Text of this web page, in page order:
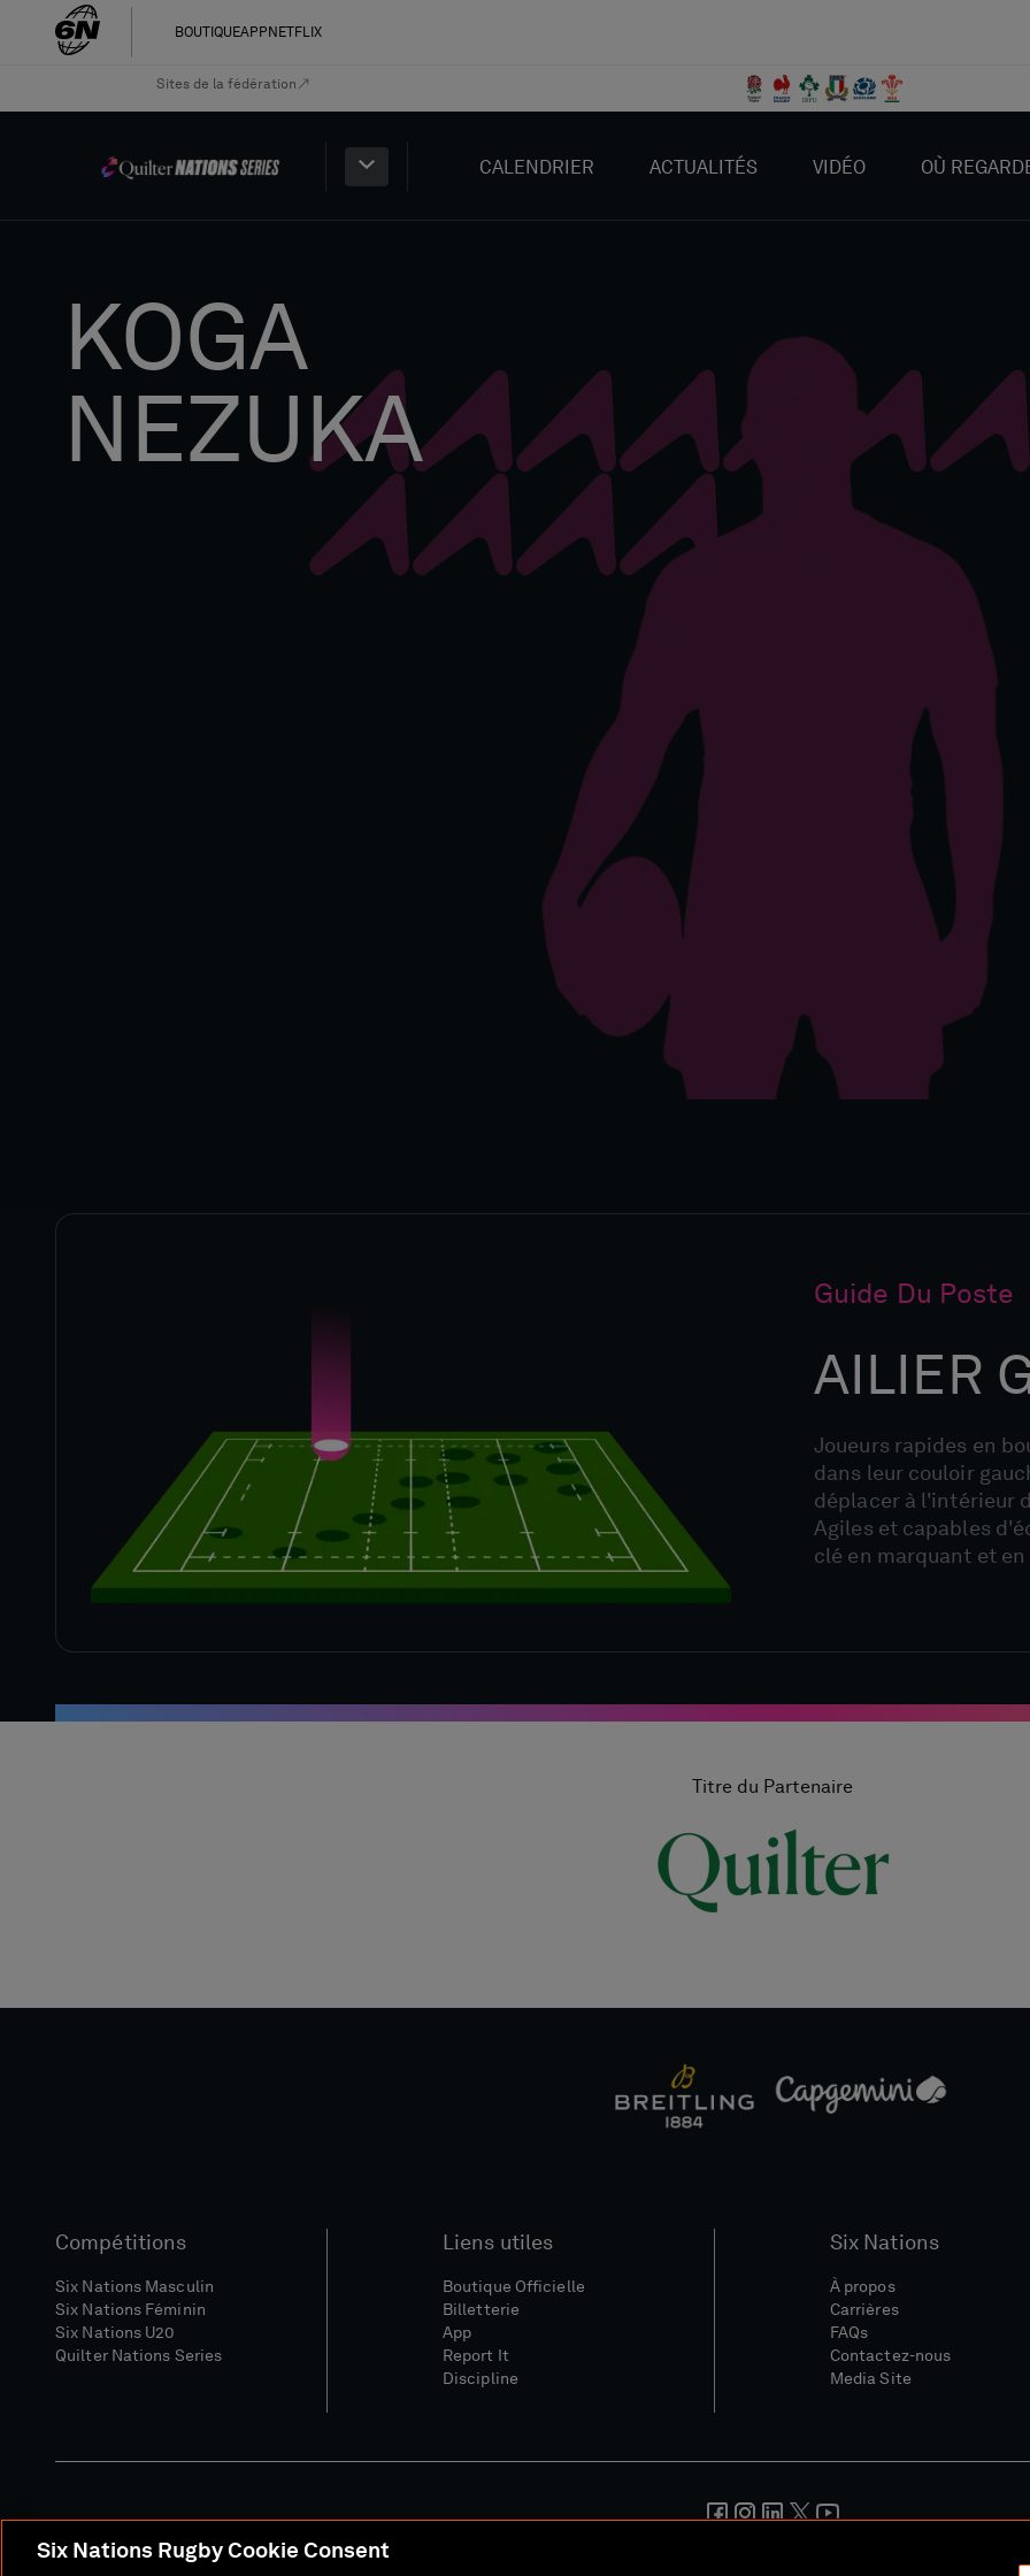
BOUTIQUEAPP NETFLIX
Sites de la fédération
CALENDRIER ACTUALITÉS VIDÉO OÙ
KOGA
NEZUKA
Guide Du Poste
AILIER
Joueurs rapides en
dans leur couloir
déplacer à l'intérieur
Agiles et capables
clé en marquant et
Titre du Partenaire
Compétitions
Six Nations Masculin
Six Nations Féminin
Six Nations U20
Quilter Nations Series
Liens utiles
Boutique Officielle
Billetterie
App
Report It
Discipline
Six Nations
À propos
Carrières
FAQs
Contactez-nous
Media Site
Six Nations Rugby Cookie Consent